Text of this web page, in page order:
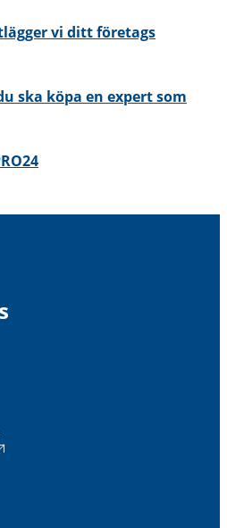
vi ditt företags
ska köpa en expert som